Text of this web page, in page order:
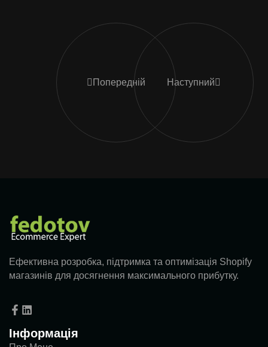
Попередній Наступний
Ефективна розробка, підтримка та оптимізація Shopify
магазинів для досягнення максимального прибутку.
Інформація